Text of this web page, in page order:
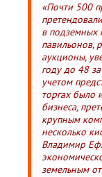
«Почти 500
в подземных
павильонов,
аукционы,
году до 48
учетом
торгах было
бизнеса,
крупным
несколько
Владимир
земельным